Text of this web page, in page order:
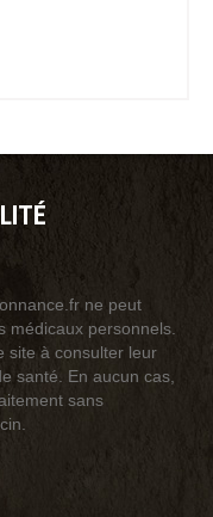
ne peut
médicaux personnels.
site à consulter leur
santé. En aucun cas,
sans